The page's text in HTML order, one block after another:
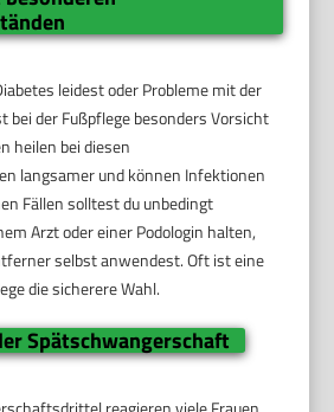
leidest oder Probleme mit der
bei der Fußpflege besonders Vorsicht
heilen bei diesen
langsamer und können Infektionen
Fällen solltest du unbedingt
Arzt oder einer Podologin halten,
selbst anwendest. Oft ist eine
die sicherere Wahl.
Spätschwangerschaft